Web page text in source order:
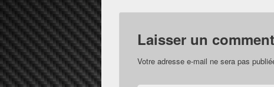
Laisser un
Votre adresse e-mail ne sera pas